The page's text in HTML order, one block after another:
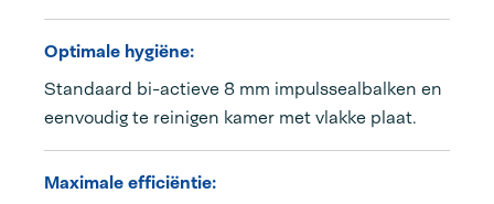
Optimale hygiëne:
Standaard bi-actieve 8 mm impulssealbalken en
eenvoudig te reinigen kamer met vlakke plaat.
Maximale efficiëntie: